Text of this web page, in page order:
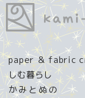
コ
ン
テ
ン
ツ
へ
paper ＆ fabric
しむ暮らし